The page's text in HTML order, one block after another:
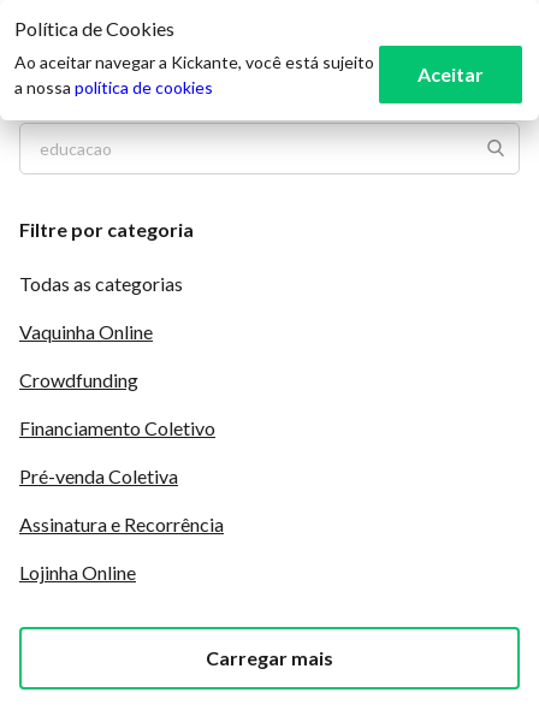
Filtre por categoria
Todas as categorias
Vaquinha Online
Crowdfunding
Financiamento Coletivo
Pré-venda Coletiva
Assinatura e Recorrência
Lojinha Online
Carregar mais
Política de Cookies
Ao aceitar navegar a Kickante, você está sujeito
a nossa política de cookies
Aceitar